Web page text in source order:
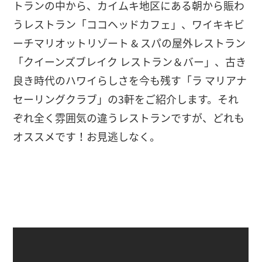
トランの中から、カイムキ地区にある朝から賑わ
うレストラン「ココヘッドカフェ」、ワイキキビ
ーチマリオットリゾート & スパの屋外レストラン
「クイーンズブレイク レストラン＆バー」、古き
良き時代のハワイらしさを今も残す「ラ マリアナ
セーリングクラブ」の3軒をご紹介します。それ
ぞれ全く雰囲気の違うレストランですが、どれも
オススメです！お見逃しなく。